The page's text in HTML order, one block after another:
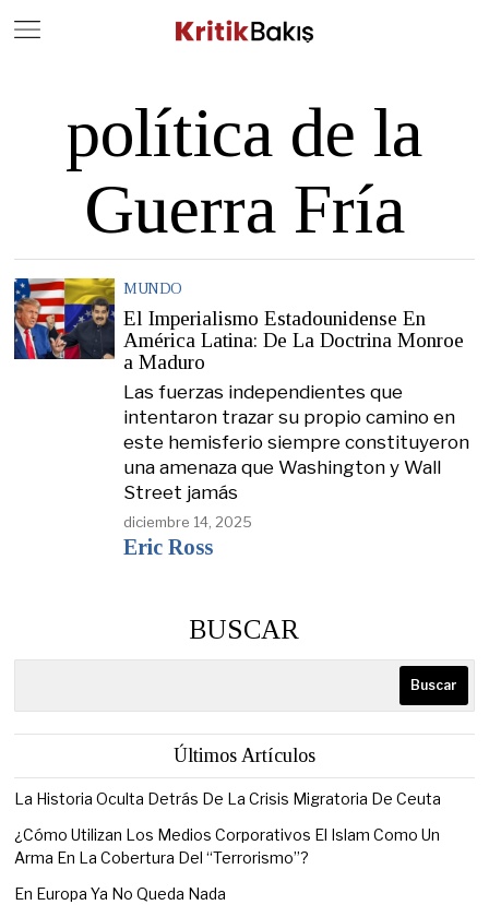
política de la
Guerra Fría
MUNDO
El Imperialismo Estadounidense En
América Latina: De La Doctrina Monroe
a Maduro
Las fuerzas independientes que
intentaron trazar su propio camino en
este hemisferio siempre constituyeron
una amenaza que Washington y Wall
Street jamás
diciembre 14, 2025
Eric Ross
BUSCAR
Buscar
Últimos Artículos
La Historia Oculta Detrás De La Crisis Migratoria De Ceuta
¿Cómo Utilizan Los Medios Corporativos El Islam Como Un
Arma En La Cobertura Del “Terrorismo”?
En Europa Ya No Queda Nada